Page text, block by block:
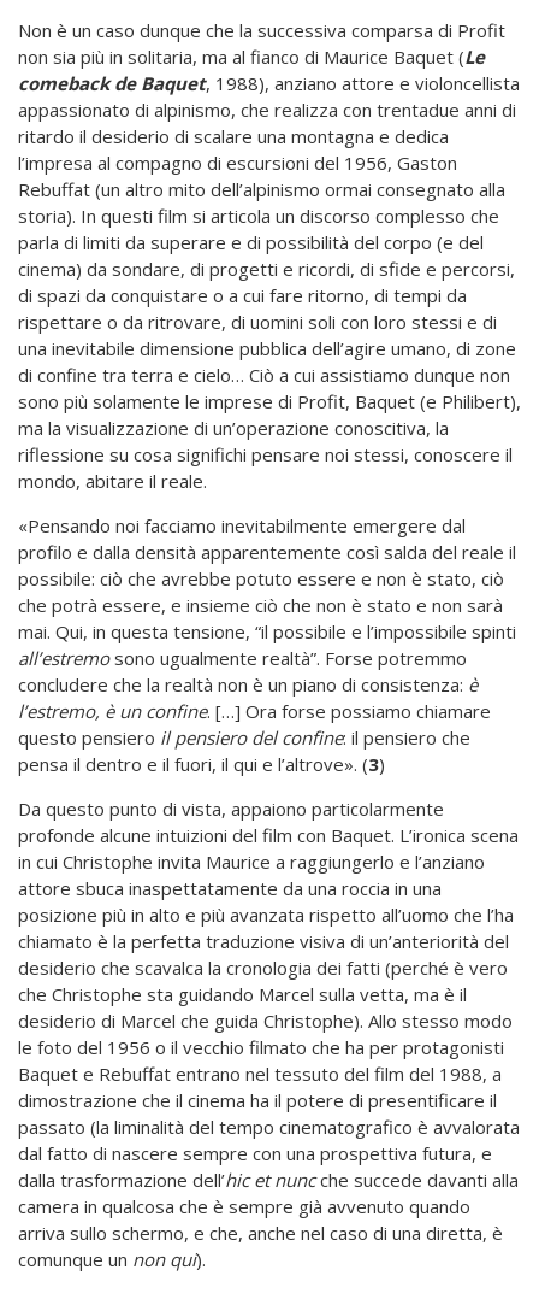
Non è un caso dunque che la successiva comparsa di Profit
non sia più in solitaria, ma al fianco di Maurice Baquet (Le
comeback de Baquet, 1988), anziano attore e violoncellista
appassionato di alpinismo, che realizza con trentadue anni di
ritardo il desiderio di scalare una montagna e dedica
l’impresa al compagno di escursioni del 1956, Gaston
Rebuffat (un altro mito dell’alpinismo ormai consegnato alla
storia). In questi film si articola un discorso complesso che
parla di limiti da superare e di possibilità del corpo (e del
cinema) da sondare, di progetti e ricordi, di sfide e percorsi,
di spazi da conquistare o a cui fare ritorno, di tempi da
rispettare o da ritrovare, di uomini soli con loro stessi e di
una inevitabile dimensione pubblica dell’agire umano, di zone
di confine tra terra e cielo… Ciò a cui assistiamo dunque non
sono più solamente le imprese di Profit, Baquet (e Philibert),
ma la visualizzazione di un’operazione conoscitiva, la
riflessione su cosa significhi pensare noi stessi, conoscere il
mondo, abitare il reale.
«Pensando noi facciamo inevitabilmente emergere dal
profilo e dalla densità apparentemente così salda del reale il
possibile: ciò che avrebbe potuto essere e non è stato, ciò
che potrà essere, e insieme ciò che non è stato e non sarà
mai. Qui, in questa tensione, “il possibile e l’impossibile spinti
all’estremosono ugualmente realtà”. Forse potremmo
concludere che la realtà non è un piano di consistenza: è
l’estremo, è un confine. […] Ora forse possiamo chiamare
questo pensiero il pensiero del confine: il pensiero che
pensa il dentro e il fuori, il qui e l’altrove». (3)
Da questo punto di vista, appaiono particolarmente
profonde alcune intuizioni del film con Baquet. L’ironica scena
in cui Christophe invita Maurice a raggiungerlo e l’anziano
attore sbuca inaspettatamente da una roccia in una
posizione più in alto e più avanzata rispetto all’uomo che l’ha
chiamato è la perfetta traduzione visiva di un’anteriorità del
desiderio che scavalca la cronologia dei fatti (perché è vero
che Christophe sta guidando Marcel sulla vetta, ma è il
desiderio di Marcel che guida Christophe). Allo stesso modo
le foto del 1956 o il vecchio filmato che ha per protagonisti
Baquet e Rebuffat entrano nel tessuto del film del 1988, a
dimostrazione che il cinema ha il potere di presentificare il
passato (la liminalità del tempo cinematografico è avvalorata
dal fatto di nascere sempre con una prospettiva futura, e
dalla trasformazione dell’hic et nuncche succede davanti alla
camera in qualcosa che è sempre già avvenuto quando
arriva sullo schermo, e che, anche nel caso di una diretta, è
comunque un non qui).